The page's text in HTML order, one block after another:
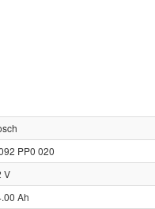
PP0 020
V
Ah